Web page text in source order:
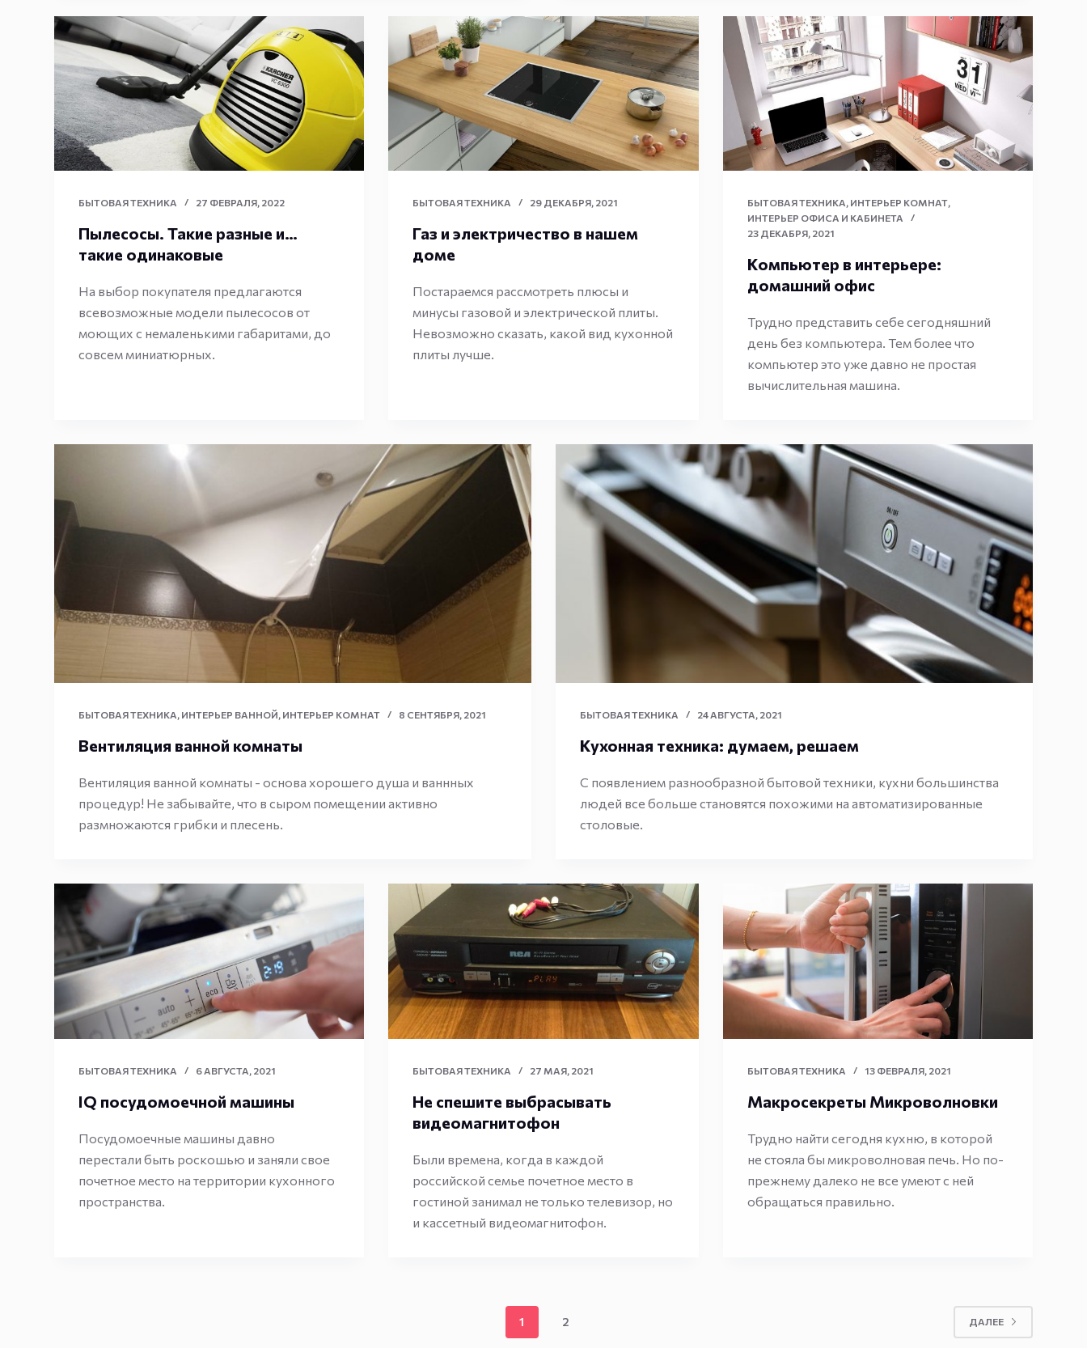
БЫТОВАЯ ТЕХНИКА 27 ФЕВРАЛЯ, 2022
Пылесосы. Такие разные и…
такие одинаковые
На выбор покупателя предлагаются
всевозможные модели пылесосов от
моющих с немаленькими габаритами, до
совсем миниатюрных.
БЫТОВАЯ ТЕХНИКА 29 ДЕКАБРЯ, 2021
Газ и электричество в нашем
доме
Постараемся рассмотреть плюсы и
минусы газовой и электрической плиты.
Невозможно сказать, какой вид кухонной
плиты лучше.
БЫТОВАЯ ТЕХНИКА, ИНТЕРЬЕР КОМНАТ,
ИНТЕРЬЕР ОФИСА И КАБИНЕТА
23 ДЕКАБРЯ, 2021
Компьютер в интерьере:
домашний офис
Трудно представить себе сегодняшний
день без компьютера. Тем более что
компьютер это уже давно не простая
вычислительная машина.
БЫТОВАЯ ТЕХНИКА, ИНТЕРЬЕР ВАННОЙ, ИНТЕРЬЕР КОМНАТ 8 СЕНТЯБРЯ, 2021
Вентиляция ванной комнаты
Вентиляция ванной комнаты - основа хорошего душа и ваннных
процедур! Не забывайте, что в сыром помещении активно
размножаются грибки и плесень.
БЫТОВАЯ ТЕХНИКА 24 АВГУСТА, 2021
Кухонная техника: думаем, решаем
С появлением разнообразной бытовой техники, кухни большинства
людей все больше становятся похожими на автоматизированные
столовые.
БЫТОВАЯ ТЕХНИКА 6 АВГУСТА, 2021
IQ посудомоечной машины
Посудомоечные машины давно
перестали быть роскошью и заняли свое
почетное место на территории кухонного
пространства.
БЫТОВАЯ ТЕХНИКА 27 МАЯ, 2021
Не спешите выбрасывать
видеомагнитофон
Были времена, когда в каждой
российской семье почетное место в
гостиной занимал не только телевизор, но
и кассетный видеомагнитофон.
БЫТОВАЯ ТЕХНИКА 13 ФЕВРАЛЯ, 2021
Макросекреты Микроволновки
Трудно найти сегодня кухню, в которой
не стояла бы микроволновая печь. Но по-
прежнему далеко не все умеют с ней
обращаться правильно.
1 2 ДАЛЕЕ